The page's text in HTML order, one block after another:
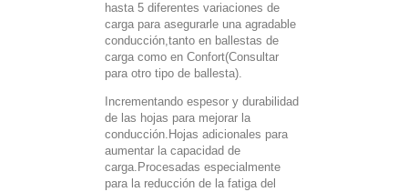
hasta 5 diferentes variaciones de
carga para asegurarle una agradable
conducción,tanto en ballestas de
carga como en Confort(Consultar
para otro tipo de ballesta).
Incrementando espesor y durabilidad
de las hojas para mejorar la
conducción.Hojas adicionales para
aumentar la capacidad de
carga.Procesadas especialmente
para la reducción de la fatiga del